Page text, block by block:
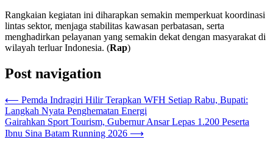
Rangkaian kegiatan ini diharapkan semakin memperkuat koordinasi
lintas sektor, menjaga stabilitas kawasan perbatasan, serta
menghadirkan pelayanan yang semakin dekat dengan masyarakat di
wilayah terluar Indonesia. (Rap)
Post navigation
⟵ Pemda Indragiri Hilir Terapkan WFH Setiap Rabu, Bupati:
Langkah Nyata Penghematan Energi
Gairahkan Sport Tourism, Gubernur Ansar Lepas 1.200 Peserta
Ibnu Sina Batam Running 2026 ⟶